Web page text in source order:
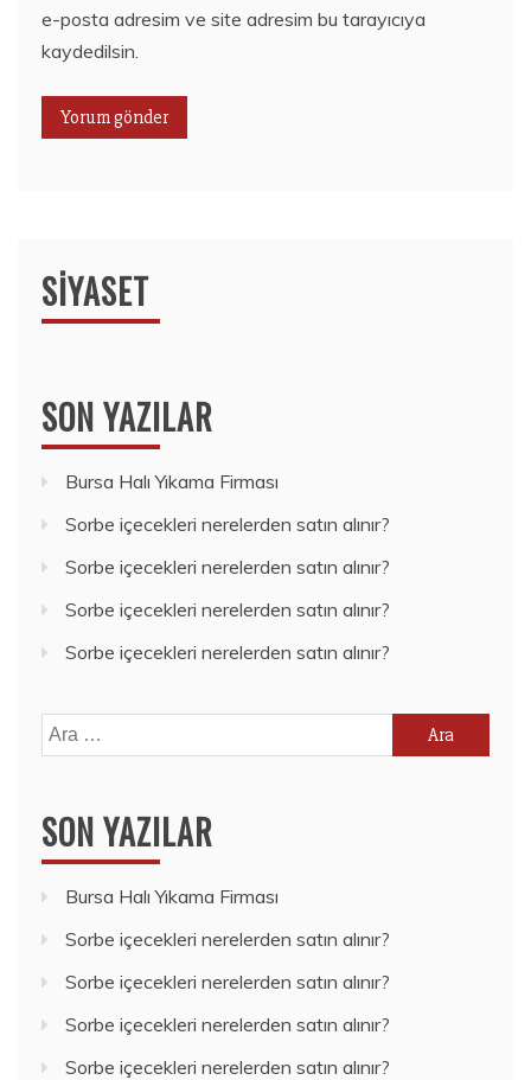
e-posta adresim ve site adresim bu tarayıcıya
kaydedilsin.
SIYASET
SON YAZILAR
Bursa Halı Yıkama Firması
Sorbe içecekleri nerelerden satın alınır?
Sorbe içecekleri nerelerden satın alınır?
Sorbe içecekleri nerelerden satın alınır?
Sorbe içecekleri nerelerden satın alınır?
Arama:
SON YAZILAR
Bursa Halı Yıkama Firması
Sorbe içecekleri nerelerden satın alınır?
Sorbe içecekleri nerelerden satın alınır?
Sorbe içecekleri nerelerden satın alınır?
Sorbe içecekleri nerelerden satın alınır?